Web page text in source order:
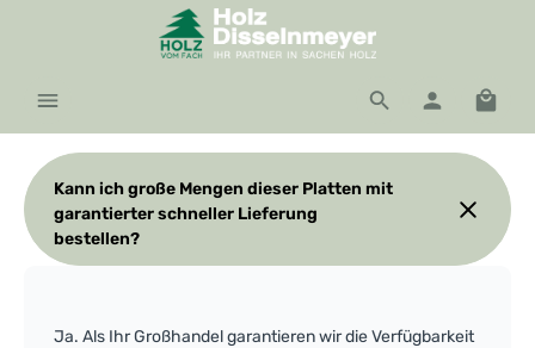
Zum Hauptinhalt springen
Kann ich große Mengen dieser Platten mit
garantierter schneller Lieferung
bestellen?
Ja. Als Ihr Großhandel garantieren wir die Verfügbarkeit